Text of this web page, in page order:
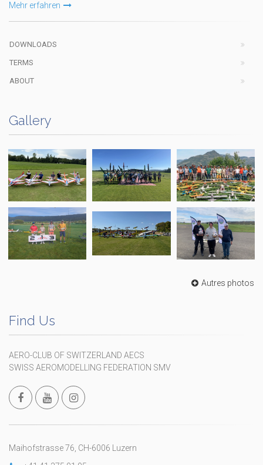
Mehr erfahren
DOWNLOADS
TERMS
ABOUT
Gallery
Autres photos
Find Us
AERO-CLUB OF SWITZERLAND AECS
SWISS AEROMODELLING FEDERATION SMV
Maihofstrasse 76, CH-6006 Luzern